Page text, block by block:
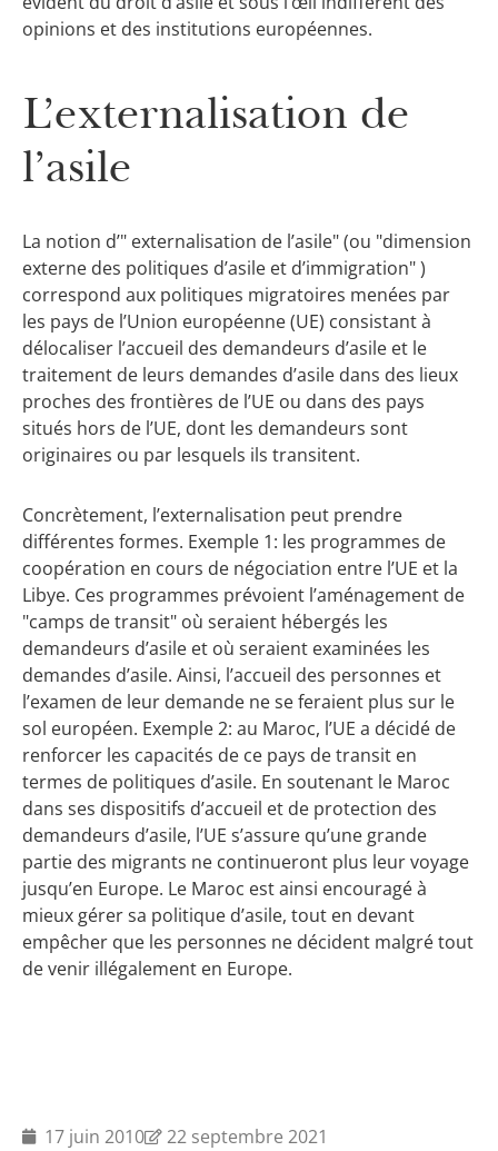
opinions et des institutions européennes.
L’externalisation de
l’asile
La notion d’" externalisation de l’asile" (ou "dimension
externe des politiques d’asile et d’immigration" )
correspond aux politiques migratoires menées par
les pays de l’Union européenne (UE) consistant à
délocaliser l’accueil des demandeurs d’asile et le
traitement de leurs demandes d’asile dans des lieux
proches des frontières de l’UE ou dans des pays
situés hors de l’UE, dont les demandeurs sont
originaires ou par lesquels ils transitent.
Concrètement, l’externalisation peut prendre
différentes formes. Exemple 1: les programmes de
coopération en cours de négociation entre l’UE et la
Libye. Ces programmes prévoient l’aménagement de
"camps de transit" où seraient hébergés les
demandeurs d’asile et où seraient examinées les
demandes d’asile. Ainsi, l’accueil des personnes et
l’examen de leur demande ne se feraient plus sur le
sol européen. Exemple 2: au Maroc, l’UE a décidé de
renforcer les capacités de ce pays de transit en
termes de politiques d’asile. En soutenant le Maroc
dans ses dispositifs d’accueil et de protection des
demandeurs d’asile, l’UE s’assure qu’une grande
partie des migrants ne continueront plus leur voyage
jusqu’en Europe. Le Maroc est ainsi encouragé à
mieux gérer sa politique d’asile, tout en devant
empêcher que les personnes ne décident malgré tout
de venir illégalement en Europe.
17 juin 2010 22 septembre 2021